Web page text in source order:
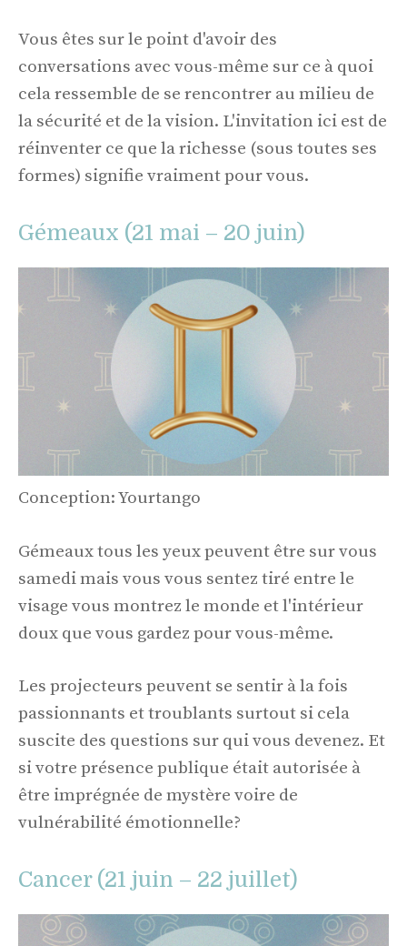
Vous êtes sur le point d'avoir des
conversations avec vous-même sur ce à quoi
cela ressemble de se rencontrer au milieu de
la sécurité et de la vision. L'invitation ici est de
réinventer ce que la richesse (sous toutes ses
formes) signifie vraiment pour vous.
Gémeaux (21 mai – 20 juin)
Conception: Yourtango
Gémeaux tous les yeux peuvent être sur vous
samedi mais vous vous sentez tiré entre le
visage vous montrez le monde et l'intérieur
doux que vous gardez pour vous-même.
Les projecteurs peuvent se sentir à la fois
passionnants et troublants surtout si cela
suscite des questions sur qui vous devenez. Et
si votre présence publique était autorisée à
être imprégnée de mystère voire de
vulnérabilité émotionnelle?
Cancer (21 juin – 22 juillet)